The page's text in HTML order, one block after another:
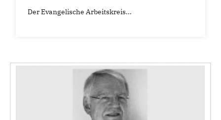
Der Evangelische Arbeitskreis...